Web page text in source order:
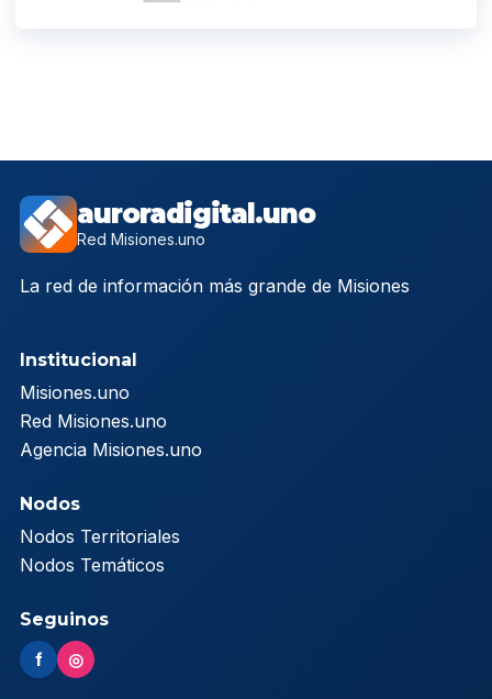
auroradigital.uno
Red Misiones.uno
La red de información más grande de Misiones
Institucional
Misiones.uno
Red Misiones.uno
Agencia Misiones.uno
Nodos
Nodos Territoriales
Nodos Temáticos
Seguinos
f ◎